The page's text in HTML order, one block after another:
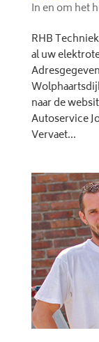
In en om het
RHB
al uw
naar de
Autoservice
Vervaet...